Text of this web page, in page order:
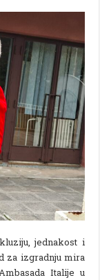
jednakost i
za izgradnju mira
Italije u